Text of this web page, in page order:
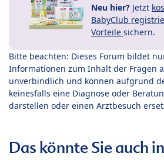
Neu hier? Jetzt
BabyClub
Vorteile sichern.
Bitte beachten: Dieses Forum bildet
Informationen zum Inhalt der Fragen
unverbindlich und können aufgrund
keinesfalls eine Diagnose oder
darstellen oder einen Arztbesuch
Das könnte Sie auch